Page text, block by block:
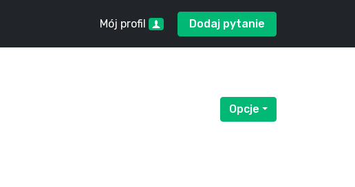
Mój profil Dodaj pytanie
Opcje Menu rozwijane